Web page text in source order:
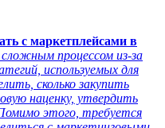
с маркетплейсами в
сложным процессом из-за
используемых для
сколько закупить
наценку, утвердить
этого, требуется